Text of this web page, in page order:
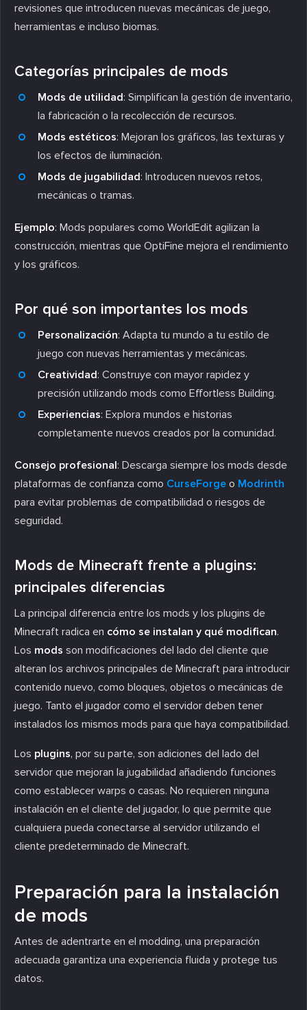
revisiones que introducen nuevas mecánicas de juego,
herramientas e incluso biomas.
Categorías principales de mods
Mods de utilidad: Simplifican la gestión de inventario,
la fabricación o la recolección de recursos.
Mods estéticos: Mejoran los gráficos, las texturas y
los efectos de iluminación.
Mods de jugabilidad: Introducen nuevos retos,
mecánicas o tramas.
Ejemplo: Mods populares como WorldEdit agilizan la
construcción, mientras que OptiFine mejora el rendimiento
y los gráficos.
Por qué son importantes los mods
Personalización: Adapta tu mundo a tu estilo de
juego con nuevas herramientas y mecánicas.
Creatividad: Construye con mayor rapidez y
precisión utilizando mods como Effortless Building.
Experiencias: Explora mundos e historias
completamente nuevos creados por la comunidad.
Consejo profesional: Descarga siempre los mods desde
plataformas de confianza como CurseForge o Modrinth
para evitar problemas de compatibilidad o riesgos de
seguridad.
Mods de Minecraft frente a plugins:
principales diferencias
La principal diferencia entre los mods y los plugins de
Minecraft radica en cómo se instalan y qué modifican.
Los mods son modificaciones del lado del cliente que
alteran los archivos principales de Minecraft para introducir
contenido nuevo, como bloques, objetos o mecánicas de
juego. Tanto el jugador como el servidor deben tener
instalados los mismos mods para que haya compatibilidad.
Los plugins, por su parte, son adiciones del lado del
servidor que mejoran la jugabilidad añadiendo funciones
como establecer warps o casas. No requieren ninguna
instalación en el cliente del jugador, lo que permite que
cualquiera pueda conectarse al servidor utilizando el
cliente predeterminado de Minecraft.
Preparación para la instalación
de mods
Antes de adentrarte en el modding, una preparación
adecuada garantiza una experiencia fluida y protege tus
datos.